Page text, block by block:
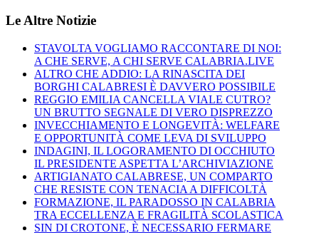
Le Altre Notizie
STAVOLTA VOGLIAMO RACCONTARE DI NOI:
A CHE SERVE, A CHI SERVE CALABRIA.LIVE
ALTRO CHE ADDIO: LA RINASCITA DEI
BORGHI CALABRESI È DAVVERO POSSIBILE
REGGIO EMILIA CANCELLA VIALE CUTRO?
UN BRUTTO SEGNALE DI VERO DISPREZZO
INVECCHIAMENTO E LONGEVITÀ: WELFARE
E OPPORTUNITÀ COME LEVA DI SVILUPPO
INDAGINI, IL LOGORAMENTO DI OCCHIUTO
IL PRESIDENTE ASPETTA L’ARCHIVIAZIONE
ARTIGIANATO CALABRESE, UN COMPARTO
CHE RESISTE CON TENACIA A DIFFICOLTÀ
FORMAZIONE, IL PARADOSSO IN CALABRIA
TRA ECCELLENZA E FRAGILITÀ SCOLASTICA
SIN DI CROTONE, È NECESSARIO FERMARE